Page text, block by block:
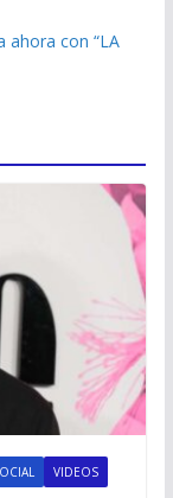
ahora con “LA
VIDEOS